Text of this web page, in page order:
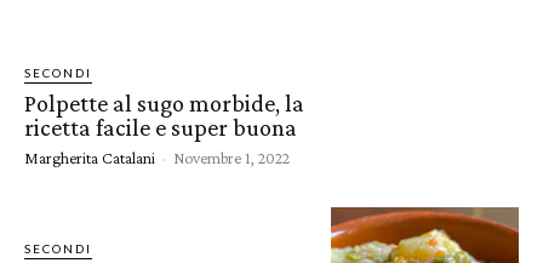
SECONDI
Polpette al sugo morbide, la
ricetta facile e super buona
Margherita Catalani - Novembre 1, 2022
SECONDI